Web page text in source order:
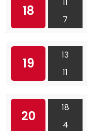
18
7
19
13
11
20
18
4